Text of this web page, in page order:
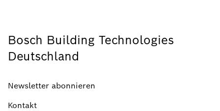
Bosch Building Technologies
Deutschland
Newsletter abonnieren
Kontakt